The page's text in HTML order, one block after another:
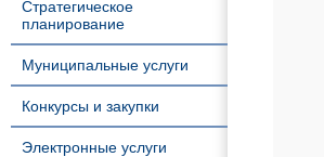
Стратегическое
планирование
Муниципальные услуги
Конкурсы и закупки
Электронные услуги